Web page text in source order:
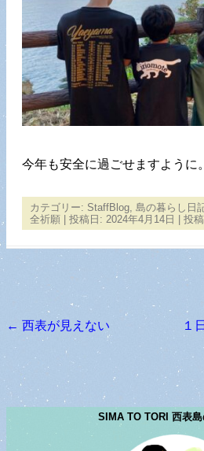
今年も安全に過ごせますように。
カテゴリー: StaffBlog 島の暮らし日
全祈願 | 投稿日: 2024年4月14日 | 投
投稿ナビゲーション
← 西表が見えない
１
SIMA TO TORI 西表